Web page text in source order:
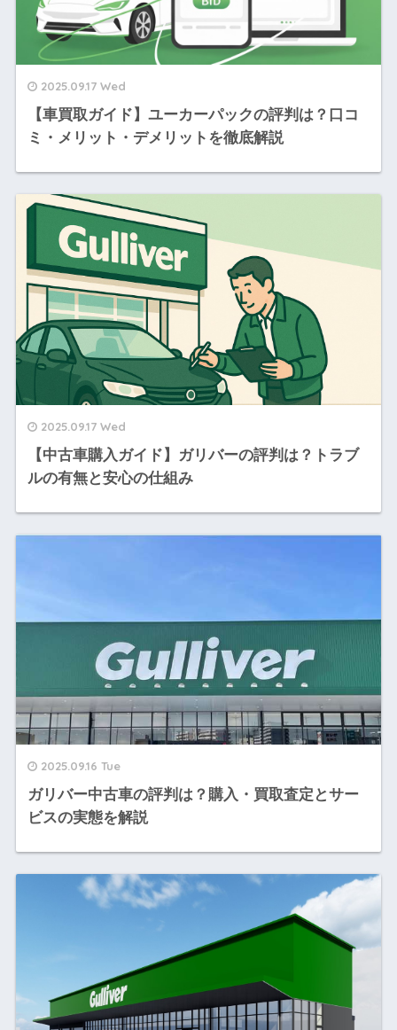
2025.09.17 Wed
【車買取ガイド】ユーカーパックの評判は？口コ
ミ・メリット・デメリットを徹底解説
2025.09.17 Wed
【中古車購入ガイド】ガリバーの評判は？トラブ
ルの有無と安心の仕組み
2025.09.16 Tue
ガリバー中古車の評判は？購入・買取査定とサー
ビスの実態を解説